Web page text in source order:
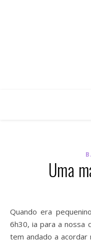
Uma
Quando era pequenino, o Daniel acordava por volta das
6h30, ia para a nossa
tem andado a